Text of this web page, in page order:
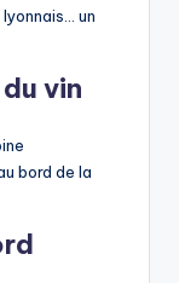
un
vin
bord de la